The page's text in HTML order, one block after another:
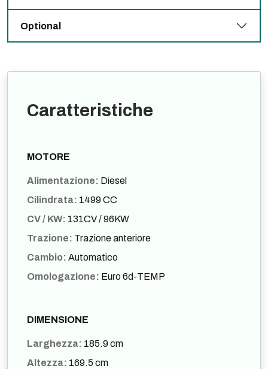
Optional
Caratteristiche
MOTORE
Alimentazione: Diesel
Cilindrata: 1499 CC
CV / KW: 131CV / 96KW
Trazione: Trazione anteriore
Cambio: Automatico
Omologazione: Euro 6d-TEMP
DIMENSIONE
Larghezza: 185.9 cm
Altezza: 169.5 cm